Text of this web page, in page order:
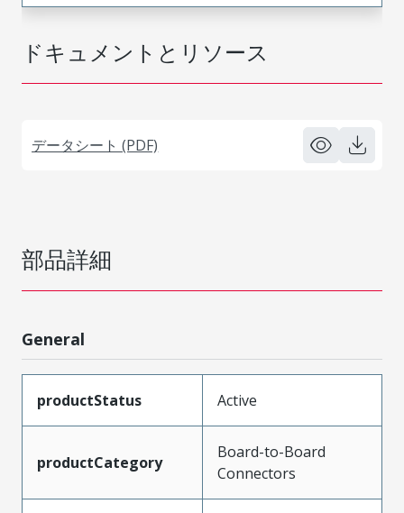
ドキュメントとリソース
データシート (PDF)
部品詳細
General
productStatus Active
productCategory
Board-to-Board
Connectors